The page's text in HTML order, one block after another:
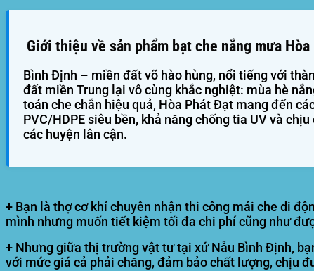
Giới thiệu về sản phẩm bạt che nắng mưa
Bình Định – miền đất võ hào hùng, nổi tiếng với
đất miền Trung lại vô cùng khắc nghiệt: mùa hè
toán che chắn hiệu quả, Hòa Phát Đạt mang đến
PVC/HDPE siêu bền, khả năng chống tia UV và
các huyện lân cận.
+ Bạn là thợ cơ khí chuyên nhận thi công mái che di
mình nhưng muốn tiết kiệm tối đa chi phí cũng như
+ Nhưng giữa thị trường vật tư tại xứ Nẫu Bình Định,
với mức giá cả phải chăng, đảm bảo chất lượng, chịu